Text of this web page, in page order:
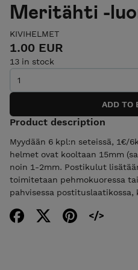
Meritähti -
KIVIHELMET
1.00 EUR
13 in stock
Product description
Myydään 6 kpl:n seteissä,
helmet ovat kooltaan 15mm
noin 1-2mm. Postikulut
toimitetaan pehmokuoressa
pahvisessa postituslaatikossa,